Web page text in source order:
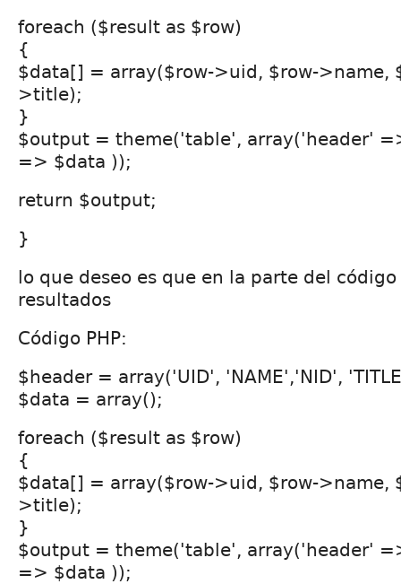
foreach ($result as $row)
{
$data[] = array($row->uid, $row->name,
>title);
}
$output = theme('table', array('header'
=> $data ));
return $output;
}
lo que deseo es que en la parte del
resultados
Código PHP:
$header = array('UID', 'NAME','NID',
$data = array();
foreach ($result as $row)
{
$data[] = array($row->uid, $row->name,
>title);
}
$output = theme('table', array('header'
=> $data ));